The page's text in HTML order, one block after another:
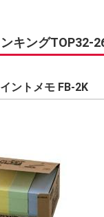
キングTOP32-
ントメモ FB-2K